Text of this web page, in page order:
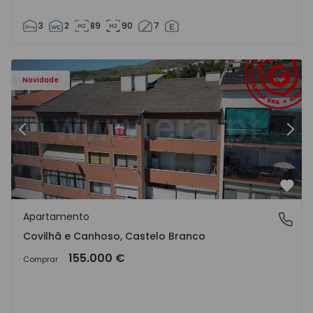
3 2 89 90 7
Novidade
- 18
Apartamento T2 Covilhã, Covilhã e Canhoso - 1497806 -
Anterior
Covilhã e Canhoso, Castelo Branco
Apartamento
Covilhã e Canhoso, Castelo Branco
Comprar 155.000 €